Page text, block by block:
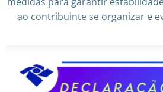
ao contribuinte se organizar e